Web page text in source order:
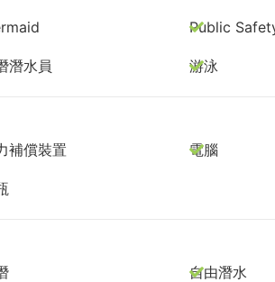
Public
潛水員 游泳
補償裝置 電腦
自由潛水